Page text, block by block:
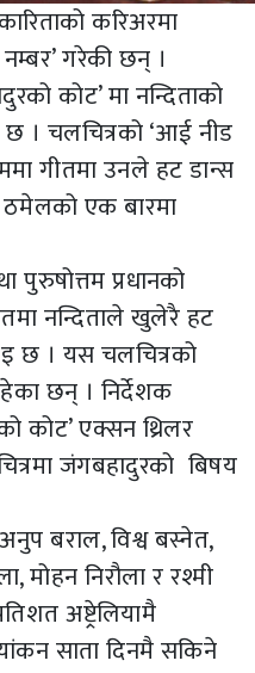
करिअरमा
गरेकी छन् ।
कोट’ मा नन्दिताको
। चलचित्रको ‘आई नीड
गीतमा उनले हट डान्स
एक बारमा
पुरुषोत्तम प्रधानको
नन्दिताले खुलेरै हट
छ । यस चलचित्रको
छन् । निर्देशक
कोट’ एक्सन थ्रिलर
जंगबहादुरको बिषय
बराल, विश्व बस्नेत,
मोहन निरौला र रश्मी
अष्ट्रेलियामै
साता दिनमै सकिने